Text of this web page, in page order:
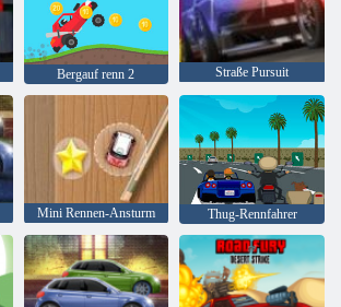
Bergauf renn 2 Straße Pursuit
Mini Rennen-Ansturm Thug-Rennfahrer